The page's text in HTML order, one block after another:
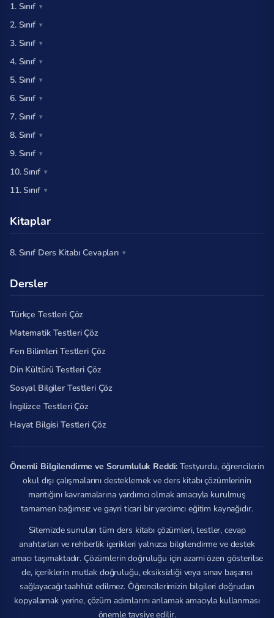
1. Sınıf
2. Sınıf
3. Sınıf
4. Sınıf
5. Sınıf
6. Sınıf
7. Sınıf
8. Sınıf
9. Sınıf
10. Sınıf
11. Sınıf
Kitaplar
8. Sınıf Ders Kitabı Cevapları
Dersler
Türkçe Testleri Çöz
Matematik Testleri Çöz
Fen Bilimleri Testleri Çöz
Din Kültürü Testleri Çöz
Sosyal Bilgiler Testleri Çöz
İngilizce Testleri Çöz
Hayat Bilgisi Testleri Çöz
Önemli Bilgilendirme ve Sorumluluk Reddi: Testyurdu, öğrencilerin
okul dışı çalışmalarını desteklemek ve ders kitabı çözümlerinin
mantığını kavramalarına yardımcı olmak amacıyla kurulmuş
tamamen bağımsız ve gayri ticari bir yardımcı eğitim kaynağıdır.
Sitemizde sunulan tüm ders kitabı çözümleri, testler, cevap
anahtarları ve rehberlik içerikleri yalnızca bilgilendirme ve destek
amacı taşımaktadır. Çözümlerin doğruluğu için azami özen gösterilse
de, içeriklerin mutlak doğruluğu, eksiksizliği veya sınav başarısı
sağlayacağı taahhüt edilmez. Öğrencilerimizin bilgileri doğrudan
kopyalamak yerine, çözüm adımlarını anlamak amacıyla kullanması
önemle tavsiye edilir.